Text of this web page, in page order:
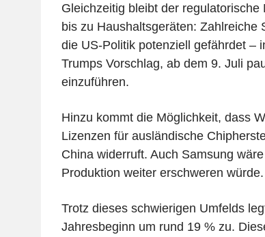
Gleichzeitig bleibt der
bis zu Haushaltsgeräten: Zahlreiche
die US-Politik potenziell gefährdet –
Trumps Vorschlag, ab dem 9. Juli
einzuführen.
Hinzu kommt die Möglichkeit, dass
Lizenzen für ausländische
China widerruft. Auch Samsung
Produktion weiter erschweren würde.
Trotz dieses schwierigen Umfelds
Jahresbeginn um rund 19 % zu.